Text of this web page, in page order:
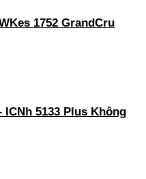
1752 GrandCru
ICNh 5133 Plus Không